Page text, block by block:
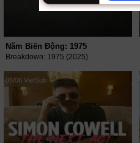
Năm Biến Động: 1975
Breakdown: 1975 (2025)
06/06 VietSub